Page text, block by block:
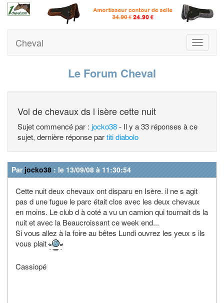
Toggle
Cheval
Le Forum Cheval
Vol de chevaux ds l isère cette nuit
Sujet commencé par : jocko38- Il y a 33 réponses à ce
sujet, dernière réponse partiti diabolo
Par jocko38 : le 13/09/08 à 11:30:54
Cette nuit deux chevaux ont disparu en Isère. il ne s agit
pas d une fugue le parc était clos avec les deux chevaux
en moins. Le club d à coté a vu un camion qui tournait ds la
nuit et avec la Beaucroissant ce week end...
Si vous allez à la foire au bêtes Lundi ouvrez les yeux s ils
vous plait
Cassiopé